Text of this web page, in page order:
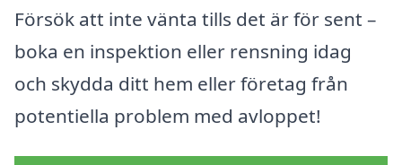
Försök att inte vänta tills det är för sent –
boka en inspektion eller rensning idag
och skydda ditt hem eller företag från
potentiella problem med avloppet!